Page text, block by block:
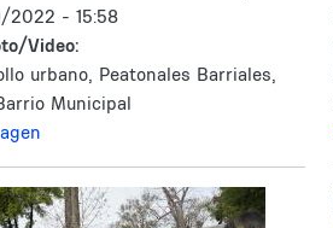
- 15:58
Video:
urbano, Peatonales Barriales,
Municipal